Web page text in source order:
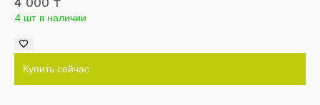
4 шт в наличии
Купить сейчас